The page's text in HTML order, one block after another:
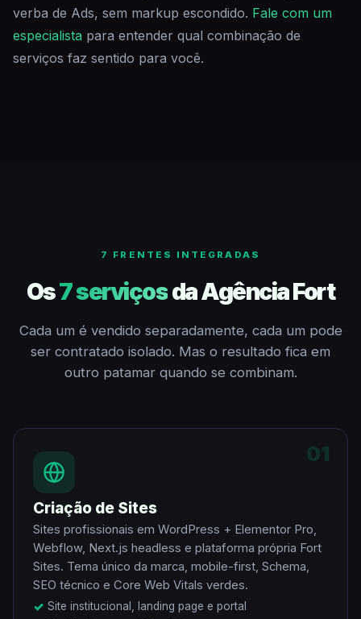
verba de Ads, sem markup escondido. Fale com um
especialista para entender qual combinação de
serviços faz sentido para você.
7 FRENTES INTEGRADAS
Os7 serviçosda Agência Fort
Cada um é vendido separadamente, cada um pode
ser contratado isolado. Mas o resultado fica em
outro patamar quando se combinam.
01
Criação de Sites
Sites profissionais em WordPress + Elementor Pro,
Webflow, Next.js headless e plataforma própria Fort
Sites. Tema único da marca, mobile-first, Schema,
SEO técnico e Core Web Vitals verdes.
Site institucional, landing page e portal